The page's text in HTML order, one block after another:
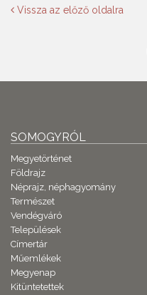
Vissza az előző oldalra
SOMOGYRÓL
Megyetörténet
Földrajz
Néprajz, néphagyomány
Természet
Vendégváró
Települések
Címertár
Műemlékek
Megyenap
Kitüntetettek